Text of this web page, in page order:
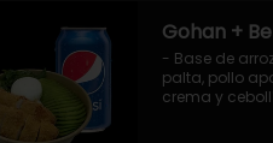
Gohan +
- Base de
palta, pollo
crema y